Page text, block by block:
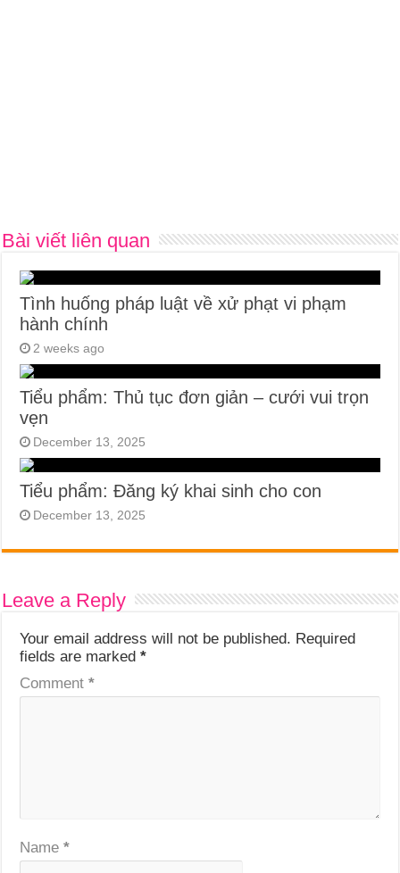
Bài viết liên quan
Tình huống pháp luật về xử phạt vi phạm
hành chính
2 weeks ago
Tiểu phẩm: Thủ tục đơn giản – cưới vui trọn
vẹn
December 13, 2025
Tiểu phẩm: Đăng ký khai sinh cho con
December 13, 2025
Leave a Reply
Your email address will not be published. Required
fields are marked*
Comment*
Name*